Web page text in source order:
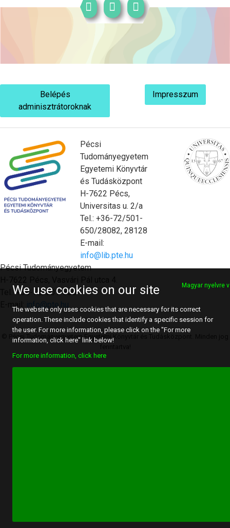
Belépés
adminisztrátoroknak
Impresszum
Pécsi
Tudományegyetem
Egyetemi Könyvtár
és Tudásközpont
H-7622 Pécs,
Universitas u. 2/a
Tel.: +36-72/501-
650/28082, 28128
E-mail:
info@lib.pte.hu
Pécsi Tudományegyetem
Tel.: +36-72/501-500
E-mail:
info@pte.hu
© Pécsi Tudományegyetem Egyetemi Könyvtár és Tudásközpont. Minden jog
We use cookies on our site Magyar nyelvre
The website only uses cookies that are necessary for its correct
operation. These include cookies that identify a specific session for
the user. For more information, please click on the "For more
information, click here" link below!
For more information, click here